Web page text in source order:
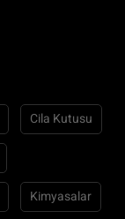
Cila Kutusu
Kimyasalar